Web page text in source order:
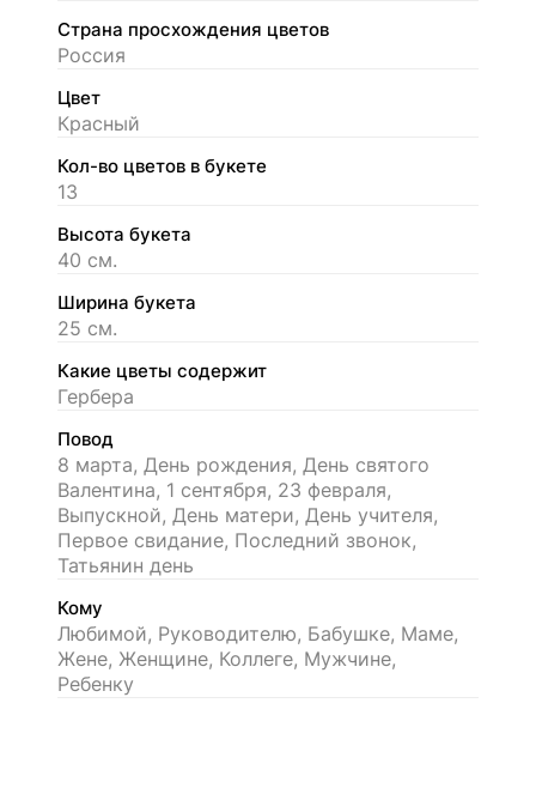
Страна просхождения цветов
Россия
Цвет
Красный
Кол-во цветов в букете
13
Высота букета
40 см.
Ширина букета
25 см.
Какие цветы содержит
Гербера
Повод
8 марта, День рождения, День святого
Валентина, 1 сентября, 23 февраля,
Выпускной, День матери, День учителя,
Первое свидание, Последний звонок,
Татьянин день
Кому
Любимой, Руководителю, Бабушке, Маме,
Жене, Женщине, Коллеге, Мужчине,
Ребенку